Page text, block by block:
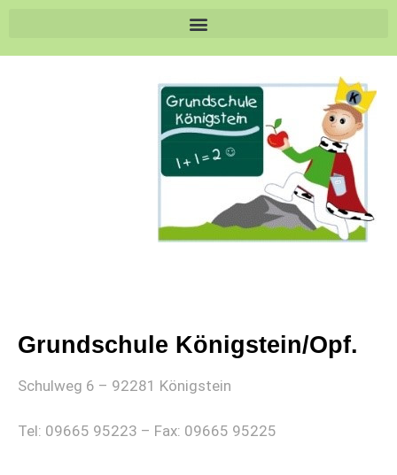
Grundschule Königstein/Opf.
Schulweg 6 – 92281 Königstein
Tel: 09665 95223 – Fax: 09665 95225